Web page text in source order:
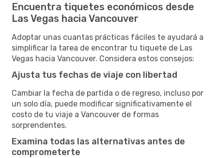
Encuentra tiquetes económicos desde
Las Vegas hacia Vancouver
Adoptar unas cuantas prácticas fáciles te ayudará a
simplificar la tarea de encontrar tu tiquete de Las
Vegas hacia Vancouver. Considera estos consejos:
Ajusta tus fechas de viaje con libertad
Cambiar la fecha de partida o de regreso, incluso por
un solo día, puede modificar significativamente el
costo de tu viaje a Vancouver de formas
sorprendentes.
Examina todas las alternativas antes de
comprometerte